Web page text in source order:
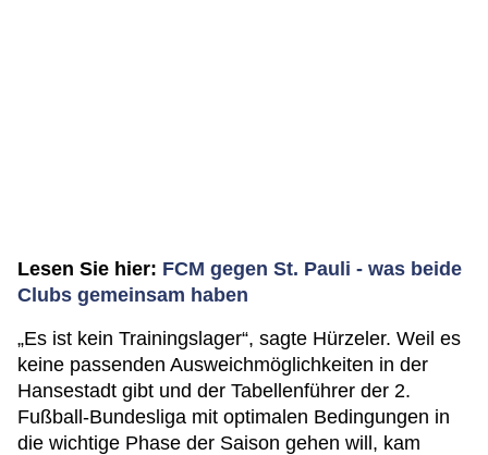
Lesen Sie hier: FCM gegen St. Pauli - was beide
Clubs gemeinsam haben
„Es ist kein Trainingslager“, sagte Hürzeler. Weil es
keine passenden Ausweichmöglichkeiten in der
Hansestadt gibt und der Tabellenführer der 2.
Fußball-Bundesliga mit optimalen Bedingungen in
die wichtige Phase der Saison gehen will, kam